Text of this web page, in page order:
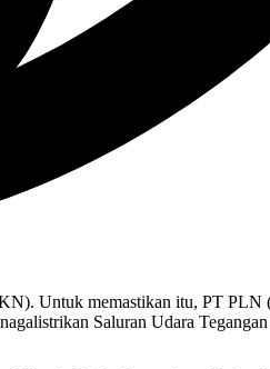
Untuk memastikan itu, PT
Saluran Udara